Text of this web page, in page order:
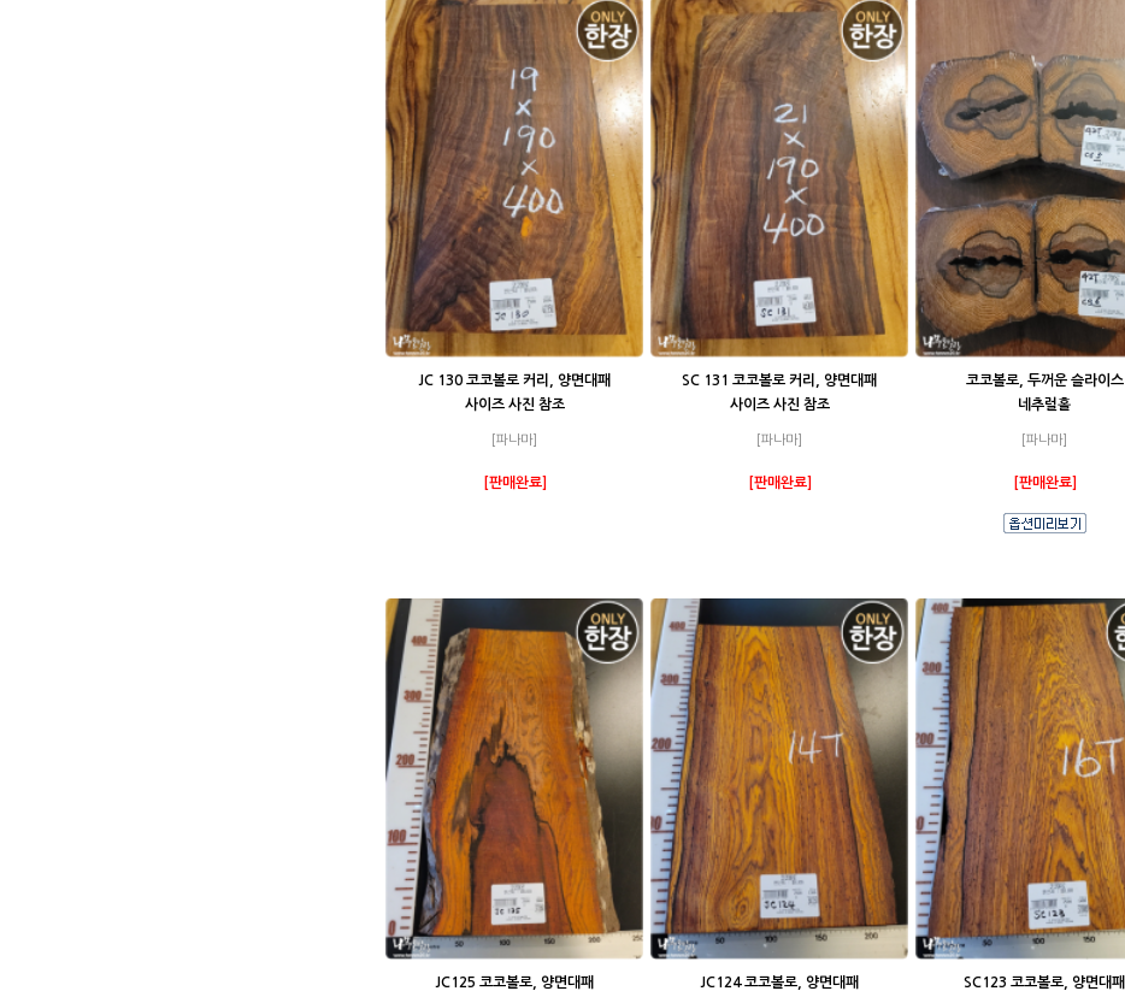
JC 130 코코볼로 커리, 양면대패
사이즈 사진 참조
[파나마]
[판매완료]
SC 131 코코볼로 커리, 양면대패
사이즈 사진 참조
[파나마]
[판매완료]
코코볼로, 두꺼운 슬라이스
네추럴홀
[파나마]
[판매완료]
JC125 코코볼로, 양면대패 JC124 코코볼로, 양면대패 SC123 코코볼로, 양면대패